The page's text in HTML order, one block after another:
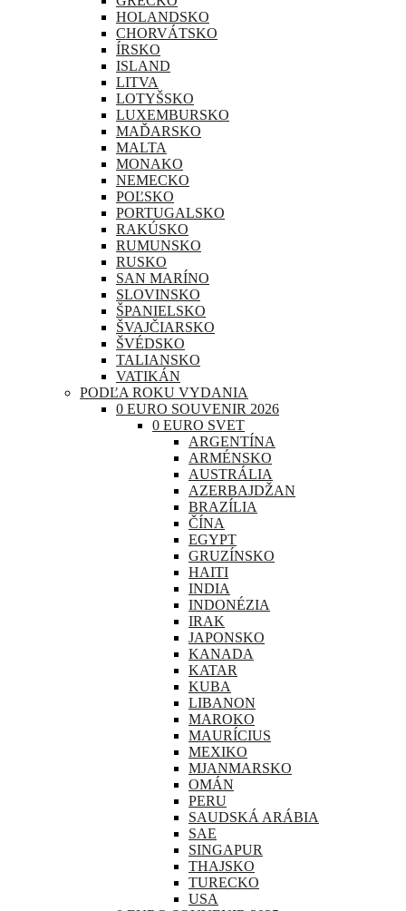
HOLANDSKO
CHORVÁTSKO
ÍRSKO
ISLAND
LITVA
LOTYŠSKO
LUXEMBURSKO
MAĎARSKO
MALTA
MONAKO
NEMECKO
POĽSKO
PORTUGALSKO
RAKÚSKO
RUMUNSKO
RUSKO
SAN MARÍNO
SLOVINSKO
ŠPANIELSKO
ŠVAJČIARSKO
ŠVÉDSKO
TALIANSKO
VATIKÁN
PODĽA ROKU VYDANIA
0 EURO SOUVENIR 2026
0 EURO SVET
ARGENTÍNA
ARMÉNSKO
AUSTRÁLIA
AZERBAJDŽAN
BRAZÍLIA
ČÍNA
EGYPT
GRUZÍNSKO
HAITI
INDIA
INDONÉZIA
IRAK
JAPONSKO
KANADA
KATAR
KUBA
LIBANON
MAROKO
MAURÍCIUS
MEXIKO
MJANMARSKO
OMÁN
PERU
SAUDSKÁ ARÁBIA
SAE
SINGAPUR
THAJSKO
TURECKO
USA